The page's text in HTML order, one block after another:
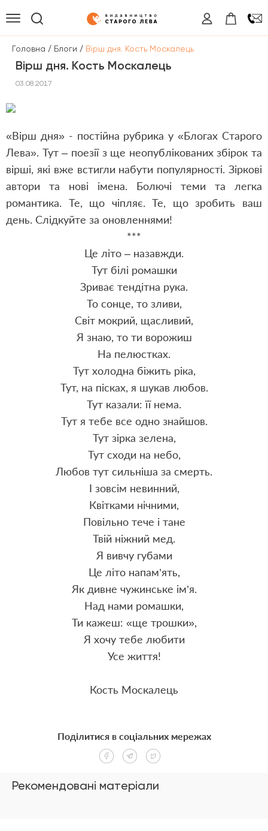
Головна / Блоги / Вірш дня. Кость Москалець
Вірш дня. Кость Москалець
03.08.2017
«Вірш дня» - постійна рубрика у «Блогах Старого
Лева». Тут – поезії з ще неопублікованих збірок та
вірші, які вже встигли набути популярності. Зіркові
автори та нові імена. Болючі теми та легка
романтика. Те, що чіпляє. Те, що зробить ваш
день. Слідкуйте за оновленнями!
***
Це літо – назавжди.
Тут білі ромашки
Зриває тендітна рука.
То сонце, то зливи,
Світ мокрий, щасливий,
Я знаю, то ти ворожиш
На пелюстках.
Тут холодна біжить ріка,
Тут, на пісках, я шукав любов.
Тут казали: її нема.
Тут я тебе все одно знайшов.
Тут зірка зелена,
Тут сходи на небо,
Любов тут сильніша за смерть.
І зовсім невинний,
Квітками нічними,
Повільно тече і тане
Твій ніжний мед.
Я вивчу губами
Це літо напам’ять,
Як дивне чужинське ім’я.
Над нами ромашки,
Ти кажеш: «ще трошки»,
Я хочу тебе любити
Усе життя!
Кость Москалець
Рекомендовані матеріали
Поділитися в соціальних мережах